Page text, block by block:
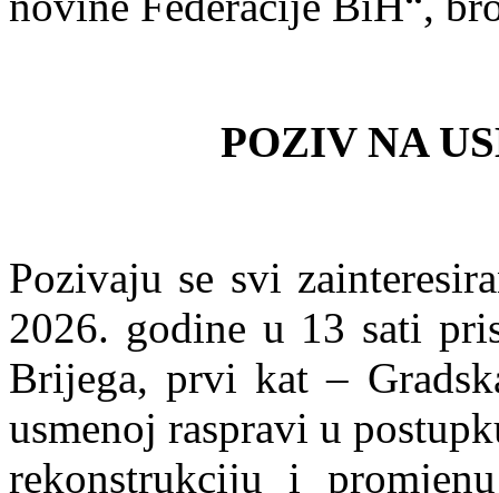
POZIV NA
Pozivaju se svi
2026. godine u 13 sati
Brijega, prvi kat –
usmenoj raspravi u
rekonstrukciju i